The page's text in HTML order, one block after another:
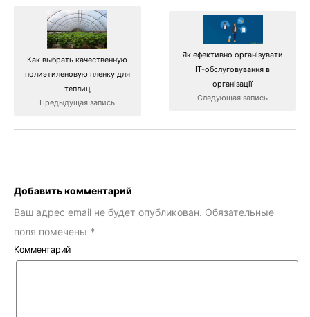
Как выбрать качественную
полиэтиленовую пленку для
теплиц
Предыдущая запись
Як ефективно організувати
IT-обслуговування в
організації
Следующая запись
Добавить комментарий
Ваш адрес email не будет опубликован. Обязательные
поля помечены *
Комментарий